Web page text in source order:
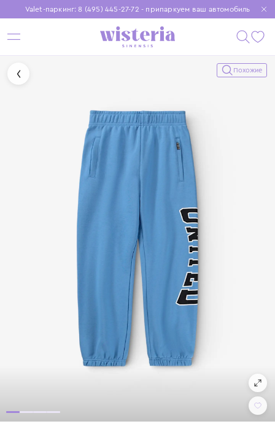
Valet-паркинг: 8 (495) 445-27-72 - припаркуем ваш автомобиль
Бесплатная доставка при заказе от 15 000 ₽
Установите приложение, чтобы покупки были еще удобнее
Похожие